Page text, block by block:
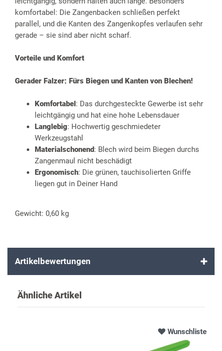
komfortabel: Die Zangenbacken schließen perfekt
parallel, und die Kanten des Zangenkopfes verlaufen sehr
gerade – sie sind aber nicht scharf.
Vorteile und Komfort
Gerader Falzer: Fürs Biegen und Kanten von Blechen!
Komfortabel: Das durchgesteckte Gewerbe ist sehr
leichtgängig und hat eine hohe Lebensdauer
Langlebig: Hochwertig geschmiedeter
Werkzeugstahl
Materialschonend: Blech wird beim Biegen durchs
Zangenmaul nicht beschädigt
Ergonomisch: Die grünen, tauchisolierten Griffe
liegen gut in Deiner Hand
Gewicht: 0,60 kg
Artikelbewertungen
Ähnliche Artikel
Wunschliste